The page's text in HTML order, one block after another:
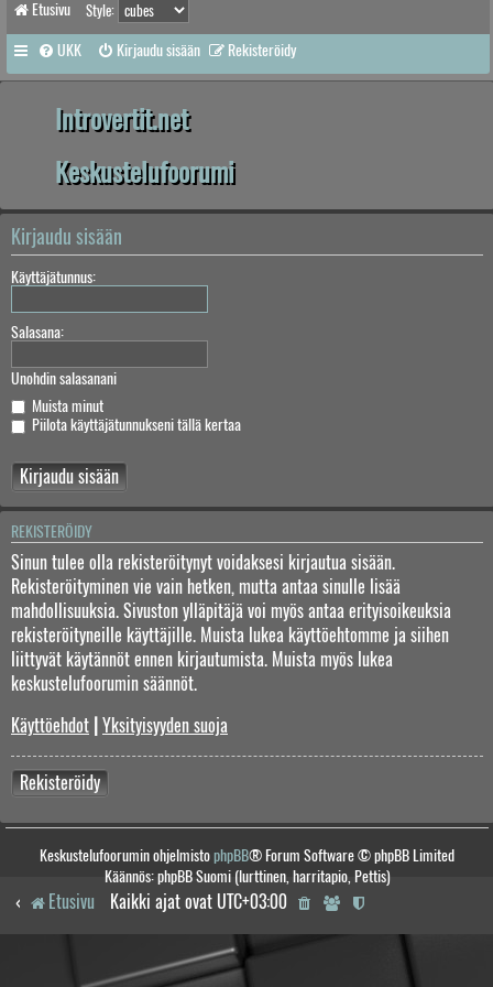
Etusivu Style:
UKK Kirjaudu sisään Rekisteröidy
Introvertit.net
Keskustelufoorumi
Kirjaudu sisään
Käyttäjätunnus:
Salasana:
Unohdin salasanani
Muista minut
Piilota käyttäjätunnukseni tällä kertaa
REKISTERÖIDY
Sinun tulee olla rekisteröitynyt voidaksesi kirjautua sisään.
Rekisteröityminen vie vain hetken, mutta antaa sinulle lisää
mahdollisuuksia. Sivuston ylläpitäjä voi myös antaa erityisoikeuksia
rekisteröityneille käyttäjille. Muista lukea käyttöehtomme ja siihen
liittyvät käytännöt ennen kirjautumista. Muista myös lukea
keskustelufoorumin säännöt.
Käyttöehdot Yksityisyyden suoja
Rekisteröidy
Keskustelufoorumin ohjelmistophpBB® Forum Software © phpBB Limited
Käännös: phpBB Suomi (lurttinen, harritapio, Pettis)
Etusivu Kaikki ajat ovat UTC+03:00